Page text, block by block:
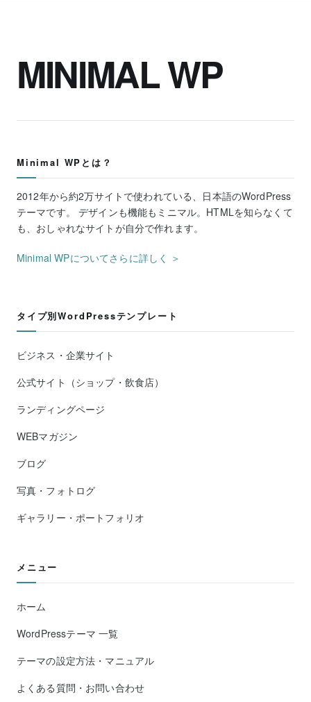
MINIMAL WP
Minimal WPとは？
2012年から約2万サイトで使われている、日本語のWordPress
テーマです。 デザインも機能もミニマル。HTMLを知らなくて
も、おしゃれなサイトが自分で作れます。
Minimal WPについてさらに詳しく ＞
タイプ別WordPressテンプレート
ビジネス・企業サイト
公式サイト（ショップ・飲食店）
ランディングページ
WEBマガジン
ブログ
写真・フォトログ
ギャラリー・ポートフォリオ
メニュー
ホーム
WordPressテーマ 一覧
テーマの設定方法・マニュアル
よくある質問・お問い合わせ